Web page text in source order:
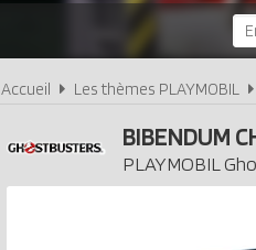
Accueil Les thèmes PLAYMOBIL
BIBENDUM
PLAYMOBIL